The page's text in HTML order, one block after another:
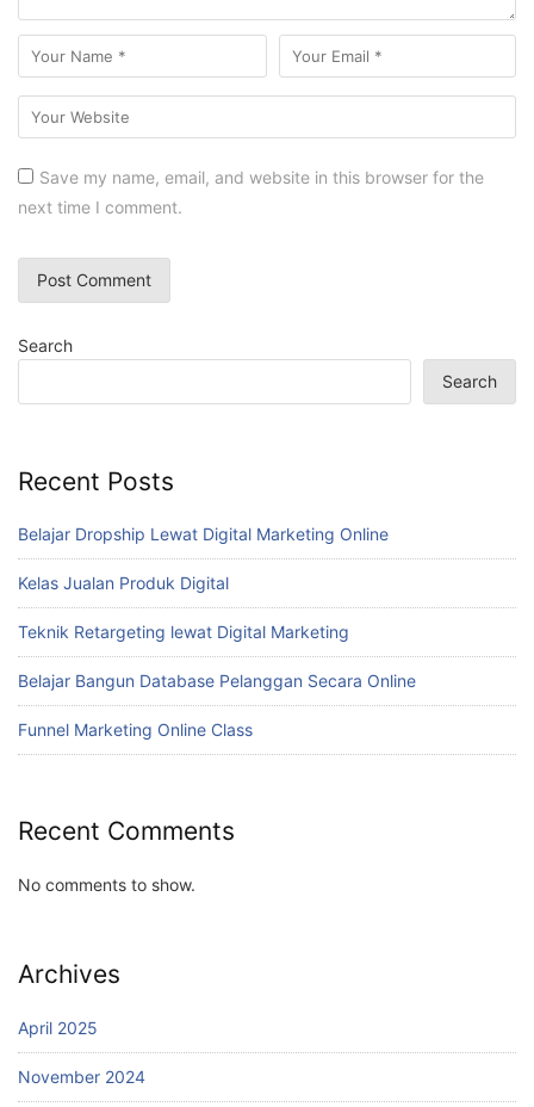
Save my name, email, and website in this browser for the
next time I comment.
Search
Search
Recent Posts
Belajar Dropship Lewat Digital Marketing Online
Kelas Jualan Produk Digital
Teknik Retargeting lewat Digital Marketing
Belajar Bangun Database Pelanggan Secara Online
Funnel Marketing Online Class
Recent Comments
No comments to show.
Archives
April 2025
November 2024